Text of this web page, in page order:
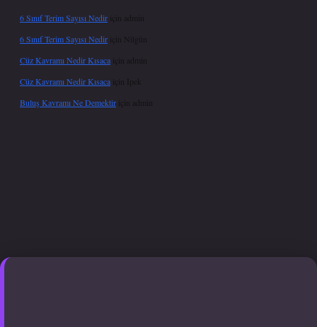
6 Sınıf Terim Sayısı Nedir için
admin
6 Sınıf Terim Sayısı Nedir için Nilgün
Cüz Kavramı Nedir Kısaca için
admin
Cüz Kavramı Nedir Kısaca için İpek
Buluş Kavramı Ne Demektir için admin
giriş adresi güncellendibetexper.xyzhiltonbet güncel giriş